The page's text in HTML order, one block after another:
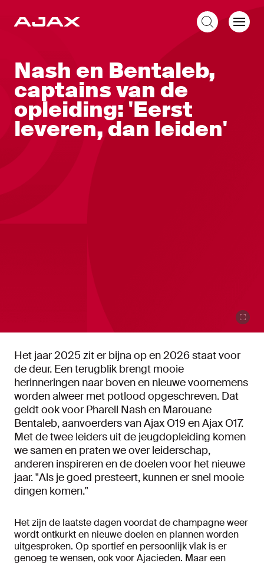
Nash en Bentaleb,
captains van de
opleiding: 'Eerst
leveren, dan leiden'
Het jaar 2025 zit er bijna op en 2026 staat voor
de deur. Een terugblik brengt mooie
herinneringen naar boven en nieuwe voornemens
worden alweer met potlood opgeschreven. Dat
geldt ook voor Pharell Nash en Marouane
Bentaleb, aanvoerders van Ajax O19 en Ajax O17.
Met de twee leiders uit de jeugdopleiding komen
we samen en praten we over leiderschap,
anderen inspireren en de doelen voor het nieuwe
jaar. "Als je goed presteert, kunnen er snel mooie
dingen komen."
Het zijn de laatste dagen voordat de champagne weer
wordt ontkurkt en nieuwe doelen en plannen worden
uitgesproken. Op sportief en persoonlijk vlak is er
genoeg te wensen, ook voor Ajacieden. Maar een